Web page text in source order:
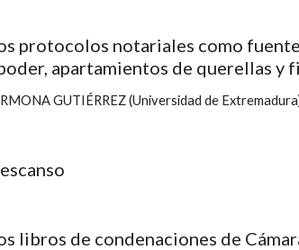
protocolos notariales como
apartamientos de querellas y
GUTIÉRREZ (Universidad de
libros de condenaciones de